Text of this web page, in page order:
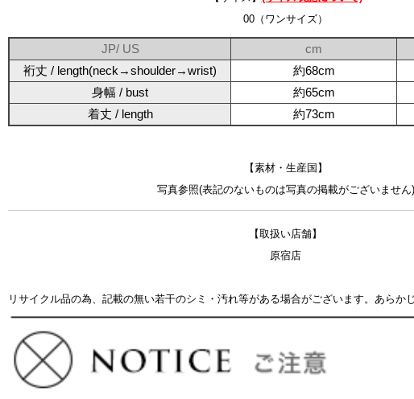
00（ワンサイズ）
JP/ US cm
裄丈 / length(neck→shoulder→wrist)
約68cm
身幅 / bust
約65cm
着丈 / length
約73cm
【素材・生産国】
写真参照(表記のないものは写真の掲載がございません)
【取扱い店舗】
原宿店
リサイクル品の為、記載の無い若干のシミ・汚れ等がある場合がございます。あらか